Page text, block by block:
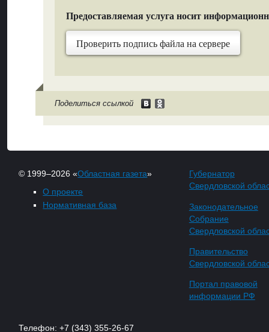
Предоставляемая услуга носит
Проверить подпись файла на сервере
Поделиться ссылкой
© 1999–2026 «Областная газета»
О проекте
Нормативная база
Губернатор
Свердловской
Законодательное
Собрание
Свердловской
Правительство
Свердловской
Портал правовой
информации РФ
Телефон: +7 (343) 355-26-67